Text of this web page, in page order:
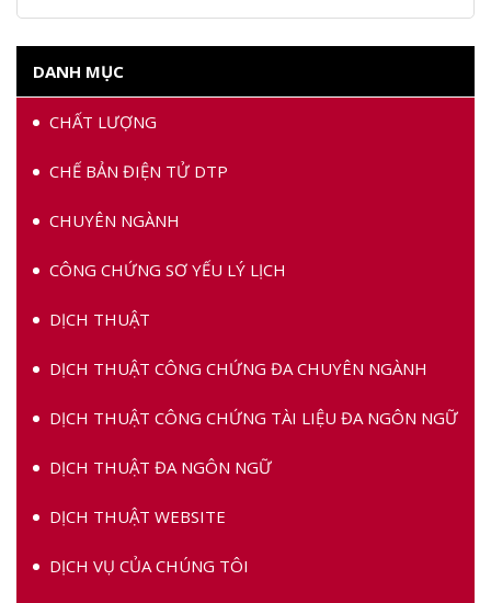
DANH MỤC
CHẤT LƯỢNG
CHẾ BẢN ĐIỆN TỬ DTP
CHUYÊN NGÀNH
CÔNG CHỨNG SƠ YẾU LÝ LỊCH
DỊCH THUẬT
DỊCH THUẬT CÔNG CHỨNG ĐA CHUYÊN NGÀNH
DỊCH THUẬT CÔNG CHỨNG TÀI LIỆU ĐA NGÔN NGỮ
DỊCH THUẬT ĐA NGÔN NGỮ
DỊCH THUẬT WEBSITE
DỊCH VỤ CỦA CHÚNG TÔI